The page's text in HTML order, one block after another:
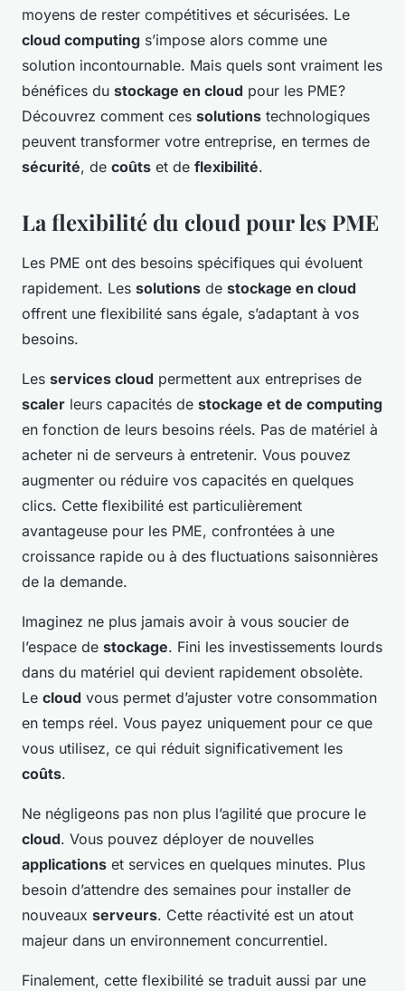
moyens de rester compétitives et sécurisées. Le
cloud computing s’impose alors comme une
solution incontournable. Mais quels sont vraiment les
bénéfices du stockage en cloud pour les PME?
Découvrez comment ces solutions technologiques
peuvent transformer votre entreprise, en termes de
sécurité, de coûts et de flexibilité.
La flexibilité du cloud pour les PME
Les PME ont des besoins spécifiques qui évoluent
rapidement. Les solutions de stockage en cloud
offrent une flexibilité sans égale, s’adaptant à vos
besoins.
Les services cloud permettent aux entreprises de
scaler leurs capacités de stockage et de computing
en fonction de leurs besoins réels. Pas de matériel à
acheter ni de serveurs à entretenir. Vous pouvez
augmenter ou réduire vos capacités en quelques
clics. Cette flexibilité est particulièrement
avantageuse pour les PME, confrontées à une
croissance rapide ou à des fluctuations saisonnières
de la demande.
Imaginez ne plus jamais avoir à vous soucier de
l’espace de stockage. Fini les investissements lourds
dans du matériel qui devient rapidement obsolète.
Le cloud vous permet d’ajuster votre consommation
en temps réel. Vous payez uniquement pour ce que
vous utilisez, ce qui réduit significativement les
coûts.
Ne négligeons pas non plus l’agilité que procure le
cloud. Vous pouvez déployer de nouvelles
applications et services en quelques minutes. Plus
besoin d’attendre des semaines pour installer de
nouveaux serveurs. Cette réactivité est un atout
majeur dans un environnement concurrentiel.
Finalement, cette flexibilité se traduit aussi par une